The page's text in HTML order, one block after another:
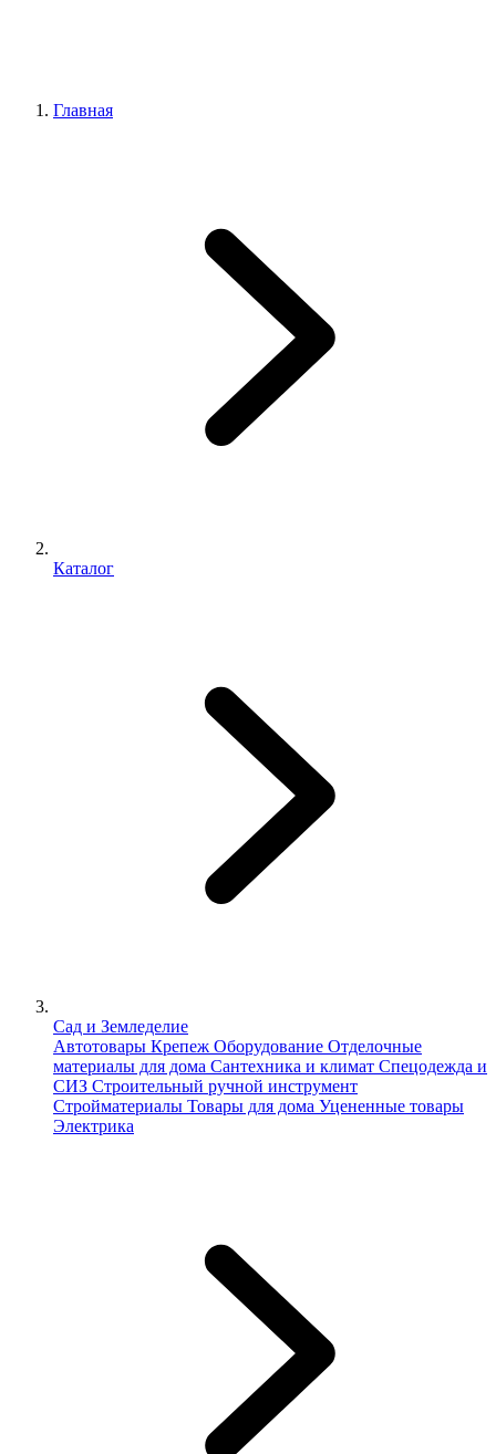
Главная
Каталог
Сад и Земледелие
Автотовары Крепеж Оборудование Отделочные
материалы для дома Сантехника и климат Спецодежда и
СИЗ Строительный ручной инструмент
Стройматериалы Товары для дома Уцененные товары
Электрика